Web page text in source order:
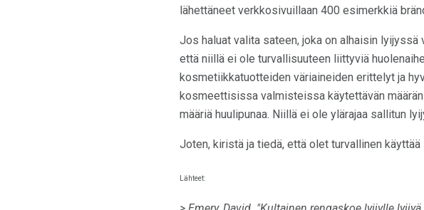
lähettäneet verkkosivuillaan 400 esimerkkiä
Jos haluat valita sateen, joka on alhaisin
että niillä ei ole turvallisuuteen liittyviä
kosmetiikkatuotteiden väriaineiden erittelyt ja
kosmeettisissa valmisteissa käytettävän
määriä huulipunaa. Niillä ei ole ylärajaa sallitun
Joten, kiristä ja tiedä, että olet turvallinen
Lähteet: